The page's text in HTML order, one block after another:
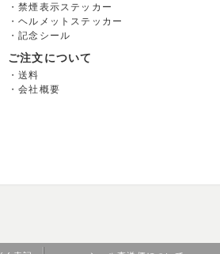
禁煙表示ステッカー
ヘルメットステッカー
記念シール
ご注文について
送料
会社概要